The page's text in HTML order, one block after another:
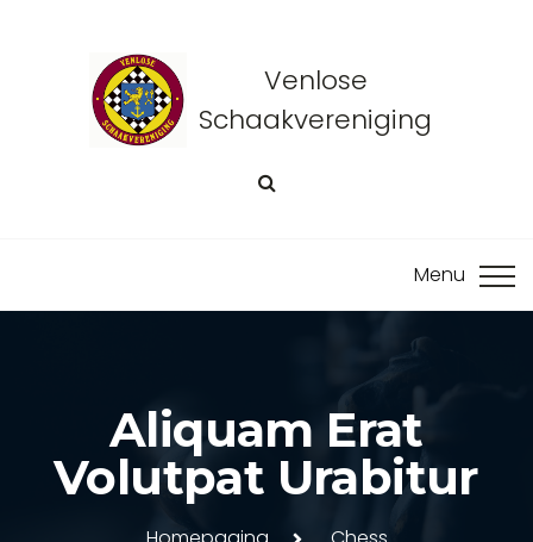
Venlose
Schaakvereniging
Aliquam Erat
Volutpat Urabitur